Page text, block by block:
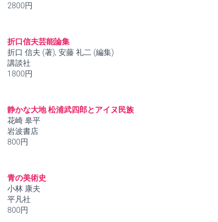
2800円
折口信夫芸能論集
折口 信夫 (著), 安藤 礼二 (編集)
講談社
1800円
静かな大地 松浦武四郎とアイヌ民族
花崎 皋平
岩波書店
800円
青の美術史
小林 康夫
平凡社
800円